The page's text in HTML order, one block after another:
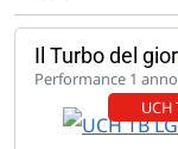
Il Turbo del
Performance 1 anno
UCH